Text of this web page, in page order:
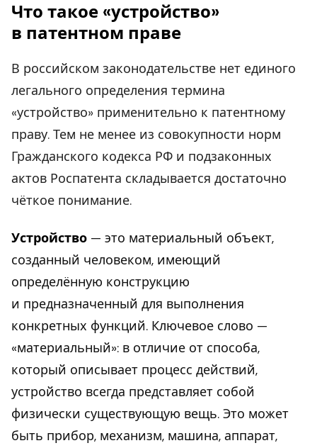
Что такое «устройство»
в патентном праве
В российском законодательстве нет единого
легального определения термина
«устройство» применительно к патентному
праву. Тем не менее из совокупности норм
Гражданского кодекса РФ и подзаконных
актов Роспатента складывается достаточно
чёткое понимание.
Устройство — это материальный объект,
созданный человеком, имеющий
определённую конструкцию
и предназначенный для выполнения
конкретных функций. Ключевое слово —
«материальный»: в отличие от способа,
который описывает процесс действий,
устройство всегда представляет собой
физически существующую вещь. Это может
быть прибор, механизм, машина, аппарат,